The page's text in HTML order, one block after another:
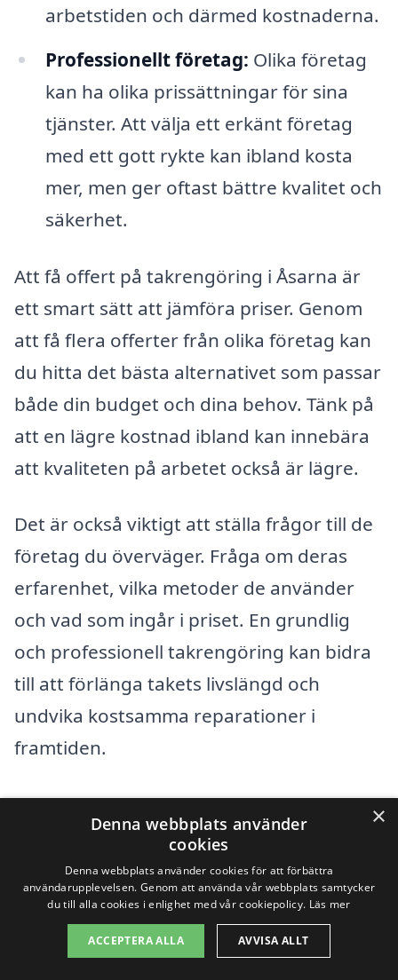
arbetstiden och därmed kostnaderna.
Professionellt företag: Olika företag
kan ha olika prissättningar för sina
tjänster. Att välja ett erkänt företag
med ett gott rykte kan ibland kosta
mer, men ger oftast bättre kvalitet och
säkerhet.
Att få offert på takrengöring i Åsarna är
ett smart sätt att jämföra priser. Genom
att få flera offerter från olika företag kan
du hitta det bästa alternativet som passar
både din budget och dina behov. Tänk på
att en lägre kostnad ibland kan innebära
att kvaliteten på arbetet också är lägre.
Det är också viktigt att ställa frågor till de
företag du överväger. Fråga om deras
erfarenhet, vilka metoder de använder
och vad som ingår i priset. En grundlig
och professionell takrengöring kan bidra
till att förlänga takets livslängd och
undvika kostsamma reparationer i
framtiden.
Sammanfattningsvis är det flera faktorer
som påverkar priset på takrengöring i
Åsarna. Genom att vara informerad och
göra en noggrann jämförelse mellan olika
företag kan du säkerställa att du får en
tjänst av hög kvalitet till ett rimligt pris.
×
Denna webbplats använder
cookies
Denna webbplats använder cookies för att förbättra
användarupplevelsen. Genom att använda vår webbplats samtycker
du till alla cookies i enlighet med vår cookiepolicy. Läs mer
ACCEPTERA ALLA AVVISA ALLT